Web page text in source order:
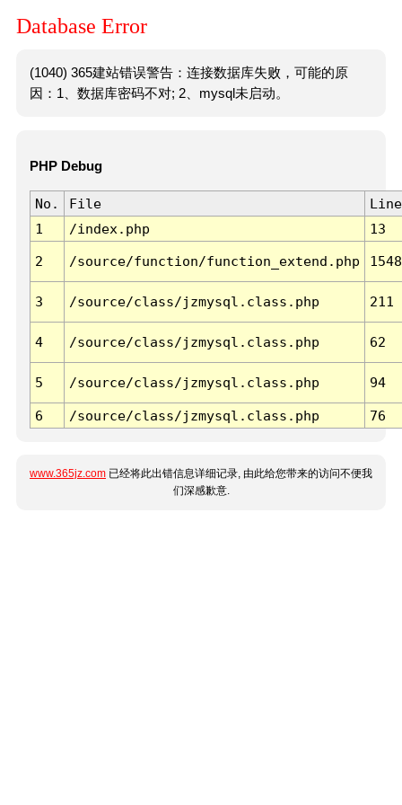
Database Error
(1040) 365建站错误警告：连接数据库失败，可能的原
因：1、数据库密码不对; 2、mysql未启动。
PHP Debug
No. File
Line
1
/index.php 13
2 /source/function/function_extend.php 1548
3 /source/class/jzmysql.class.php 211
4 /source/class/jzmysql.class.php 62
5 /source/class/jzmysql.class.php 94
6 /source/class/jzmysql.class.php 76
www.365jz.com 已经将此出错信息详细记录, 由此给您带来的访问不便我
们深感歉意.